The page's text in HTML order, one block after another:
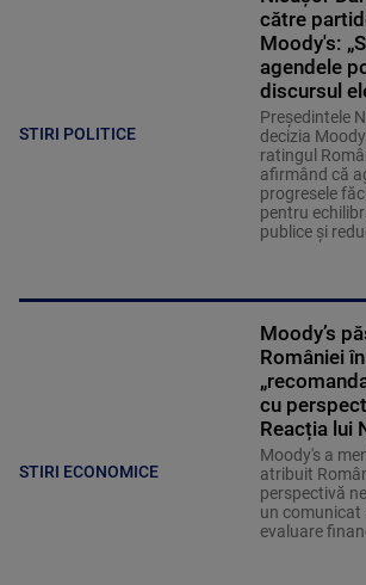
STIRI POLITICE
către
Moody's:
agendele
discursul
Președintele
decizia
ratingul
afirmând că
progresele
pentru
publice și
STIRI ECONOMICE
Moody’s
României
cu
Reacția lui
Moody's a
atribuit
perspectivă
un comunicat
evaluare